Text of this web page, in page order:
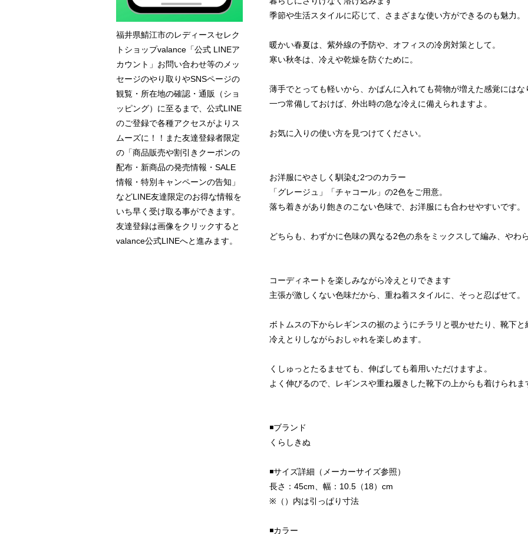
季節や生活スタイルに応じて、さまざまな使い方ができるのも魅力。
暖かい春夏は、紫外線の予防や、オフィスの冷房対策として。
寒い秋冬は、冷えや乾燥を防ぐために。
薄手でとっても軽いから、かばんに入れても荷物が増えた感覚にはな
一つ常備しておけば、外出時の急な冷えに備えられますよ。
お気に入りの使い方を見つけてください。
お洋服にやさしく馴染む2つのカラー
「グレージュ」「チャコール」の2色をご用意。
落ち着きがあり飽きのこない色味で、お洋服にも合わせやすいです。
どちらも、わずかに色味の異なる2色の糸をミックスして編み、やわ
コーディネートを楽しみながら冷えとりできます
主張が激しくない色味だから、重ね着スタイルに、そっと忍ばせて。
ボトムスの下からレギンスの裾のようにチラリと覗かせたり、靴下
冷えとりしながらおしゃれを楽しめます。
くしゅっとたるませても、伸ばしても着用いただけますよ。
よく伸びるので、レギンスや重ね履きした靴下の上からも着けられま
◾️ブランド
くらしきぬ
◾️サイズ詳細（メーカーサイズ参照）
長さ：45cm、幅：10.5（18）cm
※（）内は引っぱり寸法
◾️カラー
福井県鯖江市のレディースセレク
トショップvalance「公式 LINEア
カウント」お問い合わせ等のメッ
セージのやり取りやSNSページの
観覧・所在地の確認・通販（ショ
ッピング）に至るまで、公式LINE
のご登録で各種アクセスがよりス
ムーズに！！また友達登録者限定
の「商品販売や割引きクーポンの
配布・新商品の発売情報・SALE
情報・特別キャンペーンの告知」
などLINE友達限定のお得な情報を
いち早く受け取る事ができます。
友達登録は画像をクリックすると
valance公式LINEへと進みます。